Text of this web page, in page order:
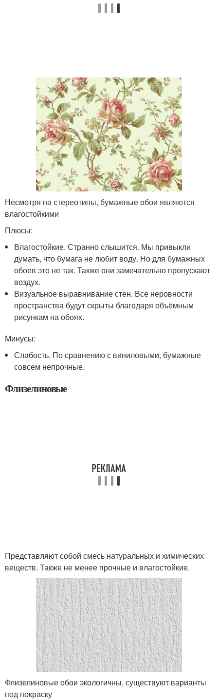
Несмотря на стереотипы, бумажные обои являются
влагостойкими
Плюсы:
Влагостойкие. Странно слышится. Мы привыкли
думать, что бумага не любит воду. Но для бумажных
обоев это не так. Также они замечательно пропускают
воздух.
Визуальное выравнивание стен. Все неровности
пространства будут скрыты благодаря объёмным
рисункам на обоях.
Минусы:
Слабость. По сравнению с виниловыми, бумажные
совсем непрочные.
Флизелиновые
Представляют собой смесь натуральных и химических
веществ. Также не менее прочные и влагостойкие.
Флизелиновые обои экологичны, существуют варианты
под покраску